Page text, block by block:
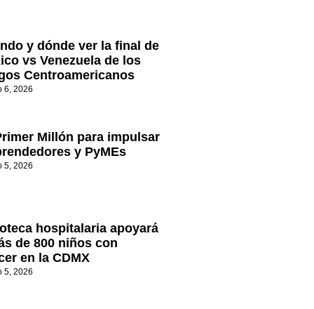
y dónde ver la final de
vs Venezuela de los
Centroamericanos
6, 2026
Millón para impulsar
y PyMEs
5, 2026
hospitalaria apoyará
de 800 niños con
en la CDMX
5, 2026